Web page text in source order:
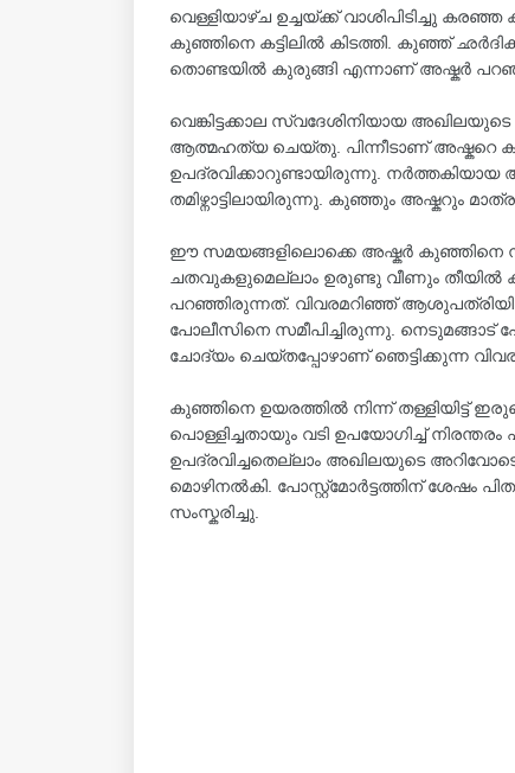
വെള്ളിയാഴ്ച ഉച്ചയ്‌ക്ക് വാശിപിടിച്ചു
കുഞ്ഞിനെ കട്ടിലിൽ കിടത്തി. കുഞ്ഞ്‌
തൊണ്ടയിൽ കുരുങ്ങി എന്നാണ് അഷ്കർ
വെങ്കിട്ടക്കാല സ്വദേശിനിയായ
ആത്മഹത്യ ചെയ്തു. പിന്നീടാണ് അഷ്കറെ
ഉപദ്രവിക്കാറുണ്ടായിരുന്നു.
തമിഴ്നാട്ടിലായിരുന്നു. കുഞ്ഞും അഷ്കറും
ഈ സമയങ്ങളിലൊക്കെ അഷ്കർ കുഞ്ഞിനെ
ചതവുകളുമെല്ലാം ഉരുണ്ടു വീണും തീയിൽ
പറഞ്ഞിരുന്നത്. വിവരമറിഞ്ഞ്
പോലീസിനെ സമീപിച്ചിരുന്നു.
ചോദ്യം ചെയ്തപ്പോഴാണ് ഞെട്ടിക്കുന്ന
കുഞ്ഞിനെ ഉയരത്തിൽ നിന്ന്‌ തള്ളിയിട്ട്
പൊള്ളിച്ചതായും വടി ഉപയോഗിച്ച്
ഉപദ്രവിച്ചതെല്ലാം അഖിലയുടെ
മൊഴിനൽകി. പോസ്റ്റ്‌മോർട്ടത്തിന് ശേഷം
സംസ്കരിച്ചു.